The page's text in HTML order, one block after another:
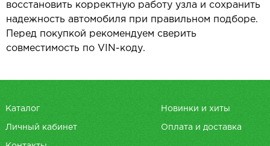
восстановить корректную работу узла и сохранить
надежность автомобиля при правильном подборе.
Перед покупкой рекомендуем сверить
совместимость по VIN-коду.
Каталог Новинки и хиты
Личный кабинет Оплата и доставка